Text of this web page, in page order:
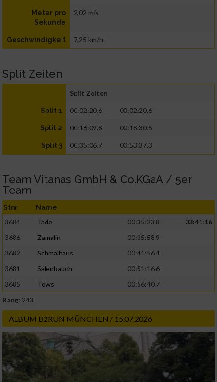
Meter pro
Sekunde
2,02 m/s
Geschwindigkeit 7,25 km/h
Split Zeiten
Split Zeiten
Split 1 00:02:20.6 00:02:20.6
Split 2 00:16:09.8 00:18:30.5
Split 3 00:35:06.7 00:53:37.3
Team Vitanas GmbH & Co.KGaA / 5er
Team
Stnr Name
3684 Tade 00:35:23.8
03:41:16
3686
Zamalin
00:35:58.9
3682
Schmalhaus
00:41:56.4
3681
Salenbauch
00:51:16.6
3685
Töws
00:56:40.7
Rang: 243.
ALBUM B2RUN MÜNCHEN / 15.07.2026